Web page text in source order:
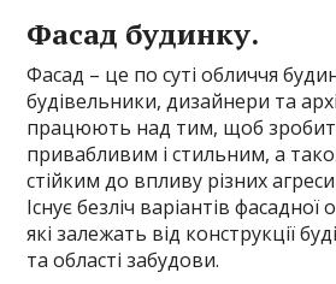
Фасад будинку.
Фасад – це по суті обличчя
будівельники, дизайнери та
працюють над тим, щоб
привабливим і стильним, а
стійким до впливу різних
Існує безліч варіантів
які залежать від конструкції
та області забудови.